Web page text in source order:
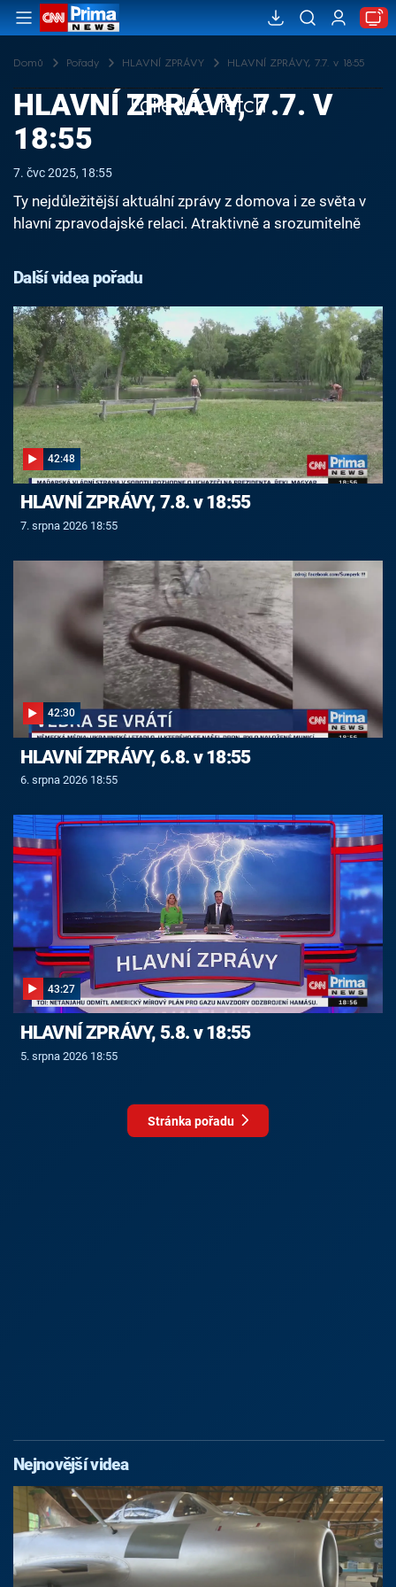
Domů Pořady HLAVNÍ ZPRÁVY HLAVNÍ ZPRÁVY, 7.7. v 18:55
Failed to fetch
HLAVNÍ ZPRÁVY, 7.7. V
18:55
7. čvc 2025, 18:55
Ty nejdůležitější aktuální zprávy z domova i ze světa v
hlavní zpravodajské relaci. Atraktivně a srozumitelně
Další videa pořadu
42:48
HLAVNÍ ZPRÁVY, 7.8. v 18:55
7. srpna 2026 18:55
42:30
HLAVNÍ ZPRÁVY, 6.8. v 18:55
6. srpna 2026 18:55
43:27
HLAVNÍ ZPRÁVY, 5.8. v 18:55
5. srpna 2026 18:55
Stránka pořadu
Nejnovější videa